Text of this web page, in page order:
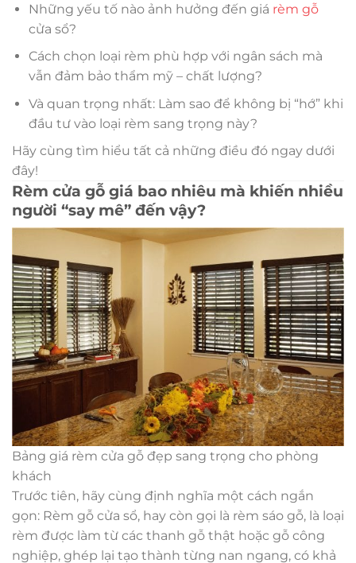
Những yếu tố nào ảnh hưởng đến giá rèm gỗ
cửa sổ?
Cách chọn loại rèm phù hợp với ngân sách mà
vẫn đảm bảo thẩm mỹ – chất lượng?
Và quan trọng nhất: Làm sao để không bị “hớ” khi
đầu tư vào loại rèm sang trọng này?
Hãy cùng tìm hiểu tất cả những điều đó ngay dưới
đây!
Rèm cửa gỗ giá bao nhiêu mà khiến nhiều
người “say mê” đến vậy?
Bảng giá rèm cửa gỗ đẹp sang trọng cho phòng
khách
Trước tiên, hãy cùng định nghĩa một cách ngắn
gọn: Rèm gỗ cửa sổ, hay còn gọi là rèm sáo gỗ, là loại
rèm được làm từ các thanh gỗ thật hoặc gỗ công
nghiệp, ghép lại tạo thành từng nan ngang, có khả